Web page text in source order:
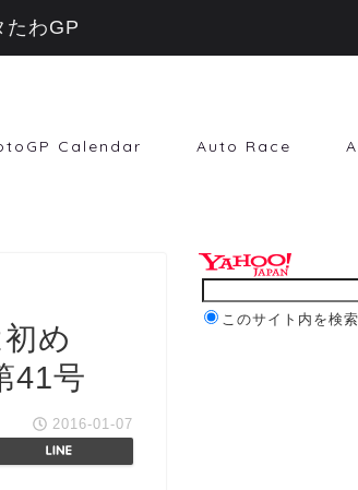
Calendar Auto Race
め
41号
2016-01-07
このサイト内を検索
たわGP